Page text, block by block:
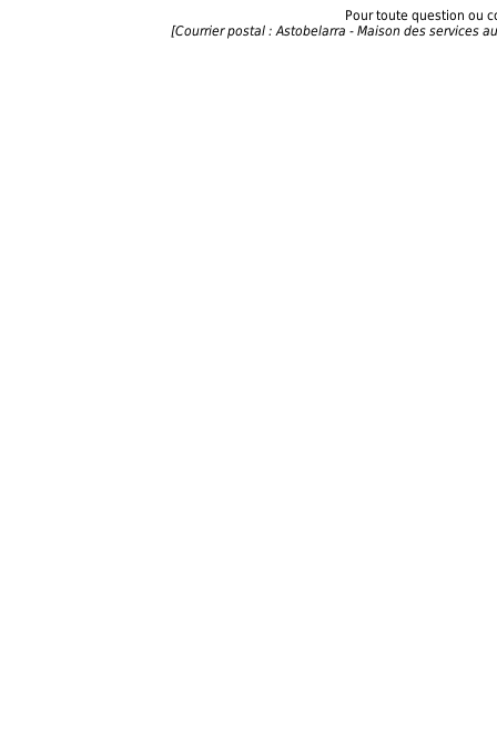
Pour toute question ou
[Courrier postal : Astobelarra - Maison des services